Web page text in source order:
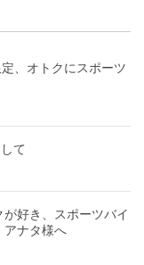
、オトクにスポーツ
て
が好き、スポーツバイ
ナタ様へ